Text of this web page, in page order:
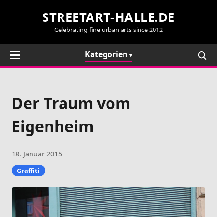
STREETART-HALLE.DE
Celebrating fine urban arts since 2012
Kategorien
Der Traum vom
Eigenheim
18. Januar 2015
Graffiti